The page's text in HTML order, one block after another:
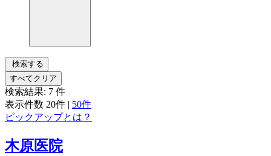
検索する
すべてクリア
検索結果: 7 件
表示件数 20件 | 50件
ピックアップとは？
木原医院